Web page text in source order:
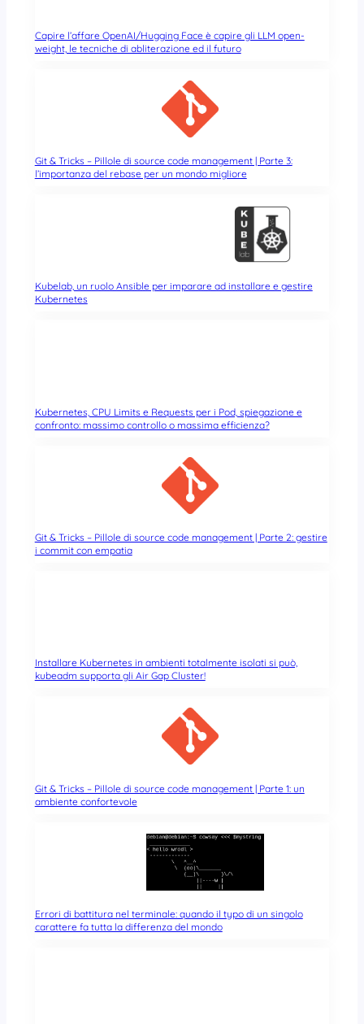
Capire l’affare OpenAI/Hugging Face è capire gli LLM open-
weight, le tecniche di abliterazione ed il futuro
Git & Tricks – Pillole di source code management | Parte 3:
l’importanza del rebase per un mondo migliore
Kubelab, un ruolo Ansible per imparare ad installare e gestire
Kubernetes
Kubernetes, CPU Limits e Requests per i Pod, spiegazione e
confronto: massimo controllo o massima efficienza?
Git & Tricks – Pillole di source code management | Parte 2: gestire
i commit con empatia
Installare Kubernetes in ambienti totalmente isolati si può,
kubeadm supporta gli Air Gap Cluster!
Git & Tricks – Pillole di source code management | Parte 1: un
ambiente confortevole
Errori di battitura nel terminale: quando il typo di un singolo
carattere fa tutta la differenza del mondo